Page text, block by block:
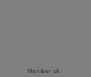
Member of: